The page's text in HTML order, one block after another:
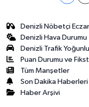
Denizli Nöbetçi
Denizli Hava Durumu
Denizli Trafik
Puan Durumu ve
Tüm Manşetler
Son Dakika Haberleri
Haber Arşivi